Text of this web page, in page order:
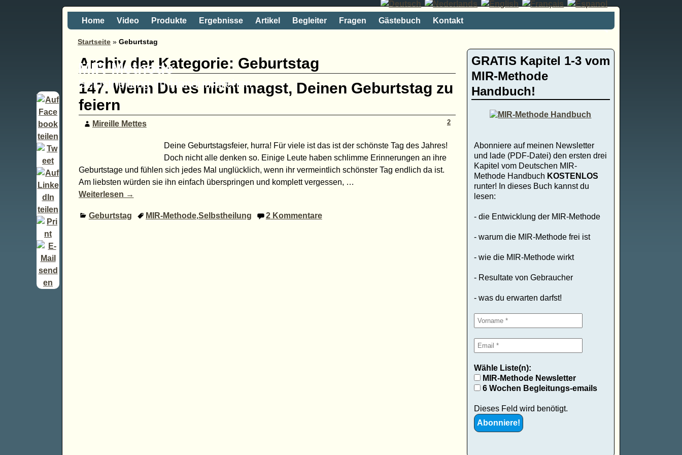
MIR-Methode
Selbstheilung im Handumdrehen
Home Video Produkte Ergebnisse Artikel Begleiter Fragen Gästebuch Kontakt
Startseite » Geburtstag
Archiv der Kategorie: Geburtstag
147. Wenn Du es nicht magst, Deinen Geburtstag zu
feiern
Mireille Mettes 2
Deine Geburtstagsfeier, hurra! Für viele ist das ist der schönste Tag des Jahres!
Doch nicht alle denken so. Einige Leute haben schlimme Erinnerungen an ihre
Geburtstage und fühlen sich jedes Mal unglücklich, wenn ihr vermeintlich schönster Tag endlich da ist.
Am liebsten würden sie ihn einfach überspringen und komplett vergessen, …
Weiterlesen →
Geburtstag MIR-Methode,Selbstheilung 2Kommentare
GRATIS Kapitel 1-3 vom
MIR-Methode
Handbuch!
Abonniere auf meinen Newsletter
und lade (PDF-Datei) den ersten drei
Kapitel vom Deutschen MIR-
Methode Handbuch KOSTENLOS
runter! In dieses Buch kannst du
lesen:
- die Entwicklung der MIR-Methode
- warum die MIR-Methode frei ist
- wie die MIR-Methode wirkt
- Resultate von Gebraucher
- was du erwarten darfst!
Wähle Liste(n):
MIR-Methode Newsletter
6 Wochen Begleitungs-emails
Dieses Feld wird benötigt.